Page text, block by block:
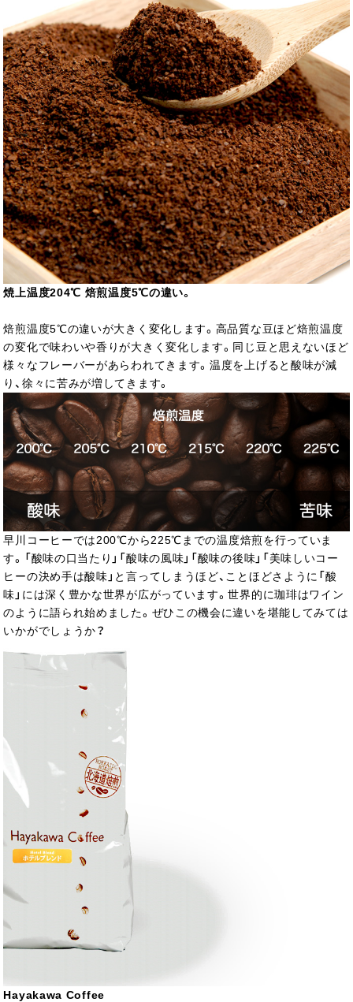
焼上温度204℃ 焙煎温度5℃の違い。
焙煎温度5℃の違いが大きく変化します。高品質な豆ほど焙煎温度
の変化で味わいや香りが大きく変化します。同じ豆と思えないほど
様々なフレーバーがあらわれてきます。温度を上げると酸味が減
り、徐々に苦みが増してきます。
早川コーヒーでは200℃から225℃までの温度焙煎を行っていま
す。「酸味の口当たり」「酸味の風味」「酸味の後味」「美味しいコー
ヒーの決め手は酸味」と言ってしまうほど、ことほどさように「酸
味」には深く豊かな世界が広がっています。世界的に珈琲はワイン
のように語られ始めました。ぜひこの機会に違いを堪能してみては
いかがでしょうか？
Hayakawa Coffee